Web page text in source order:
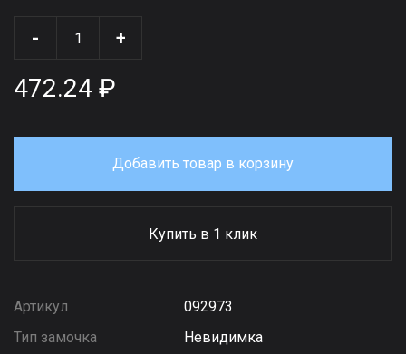
- +
472.24 ₽
Добавить товар в корзину
Купить в 1 клик
Артикул
092973
Тип замочка
Невидимка